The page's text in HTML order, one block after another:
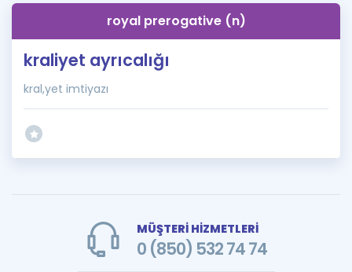
royal prerogative (n)
kraliyet ayrıcalığı
kral,yet imtiyazı
MÜŞTERİ HİZMETLERİ
0 (850) 532 74 74